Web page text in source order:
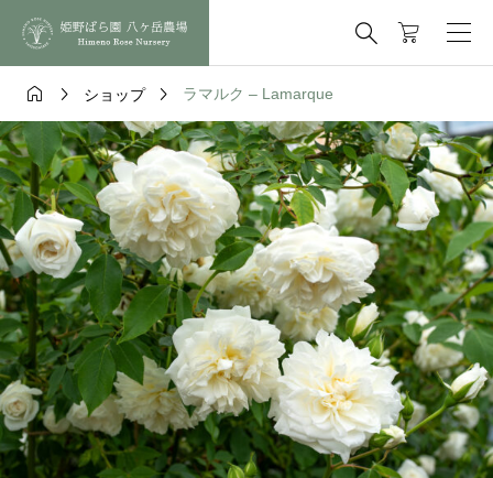

  ショップ  ラマルク – Lamarque